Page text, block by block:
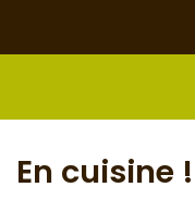
En cuisine !